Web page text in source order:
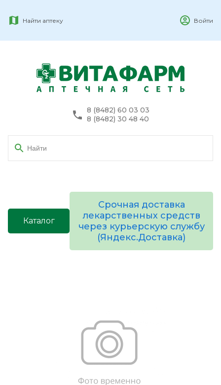
Найти аптеку Войти
8 (8482) 60 03 03
8 (8482) 30 48 40
Каталог
Срочная доставка
лекарственных средств
через курьерскую службу
(Яндекс.Доставка)